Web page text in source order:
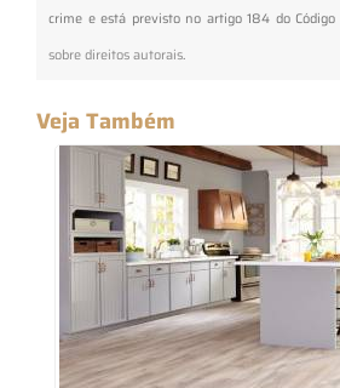
crime e está previsto no artigo 184 do Código
sobre direitos autorais.
Veja Também